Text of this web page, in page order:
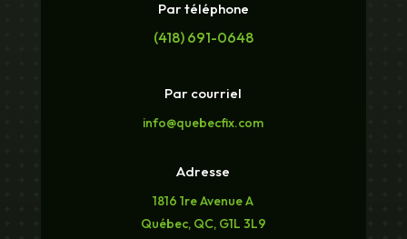
Par téléphone
(418) 691-0648
Par courriel
info@quebecfix.com
Adresse
1816 1re Avenue A
Québec, QC, G1L 3L9